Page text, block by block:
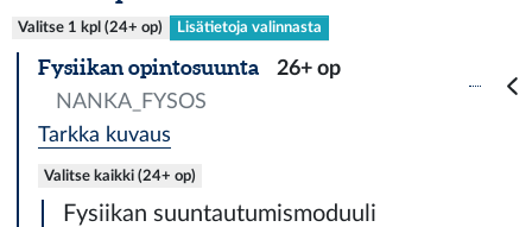
Valitse 1 kpl (24+ op) Lisätietoja valinnasta
Fysiikan opintosuunta
26+ op
NANKA_FYSOS
Tarkka kuvaus
Valitse kaikki (24+ op)
Fysiikan suuntautumismoduuli